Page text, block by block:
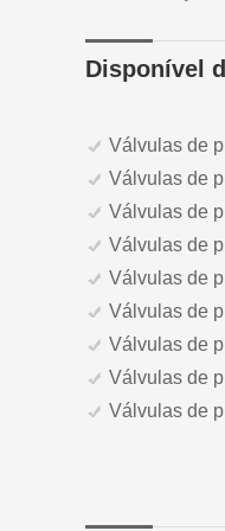
Disponível
Válvulas de
Válvulas de
Válvulas de
Válvulas de
Válvulas de
Válvulas de
Válvulas de
Válvulas de
Válvulas de